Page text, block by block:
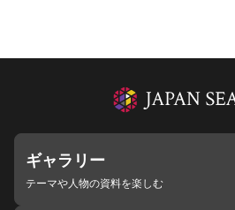
ギャラリー
テーマや人物の資料を楽しむ